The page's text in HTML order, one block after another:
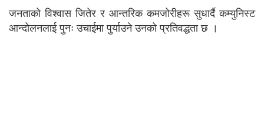
जनताको विश्वास जितेर र आन्तरिक कमजोरीहरू सुधार्दै कम्युनिस्ट
आन्दोलनलाई पुनः उचाईमा पुर्याउने उनको प्रतिवद्धता छ ।